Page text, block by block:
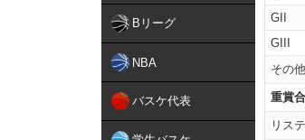
Bリーグ
NBA
バスケ代表
GII
GIII
その
重賞
リス